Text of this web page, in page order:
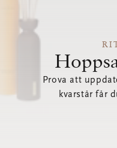
Prova att
kvarstår får